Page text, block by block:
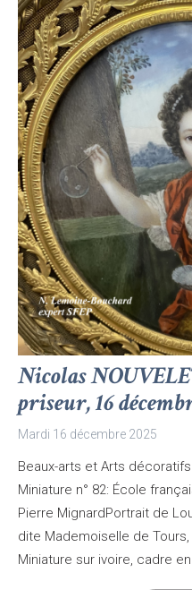
Nicolas
priseur, 16
Mardi 16 décembre 2025
Beaux-arts et Arts
Miniature n° 82: École
Pierre MignardPortrait de
dite Mademoiselle de
Miniature sur ivoire, cadre